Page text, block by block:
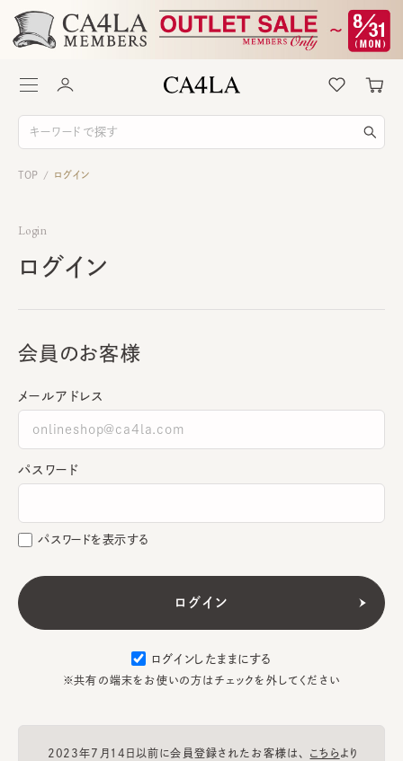
TOP / ログイン
Login
ログイン
会員のお客様
メールアドレス
パスワード
パスワードを表示する
ログインしたままにする
※共有の端末をお使いの方はチェックを外してください
2023年7月14日以前に会員登録されたお客様は、 こちらより